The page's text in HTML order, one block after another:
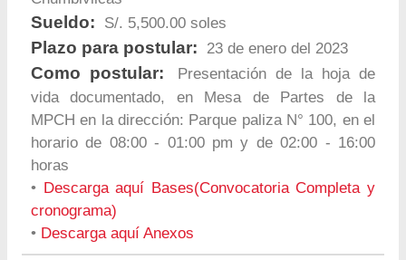
Sueldo: S/. 5,500.00 soles
Plazo para postular: 23 de enero del 2023
Como postular:
Presentación de la hoja de
vida documentado, en Mesa de Partes de la
MPCH en la dirección: Parque paliza N° 100, en el
horario de 08:00 - 01:00 pm y de 02:00 - 16:00
horas
•
Descarga aquí Bases(Convocatoria Completa y
cronograma)
• Descarga aquí Anexos